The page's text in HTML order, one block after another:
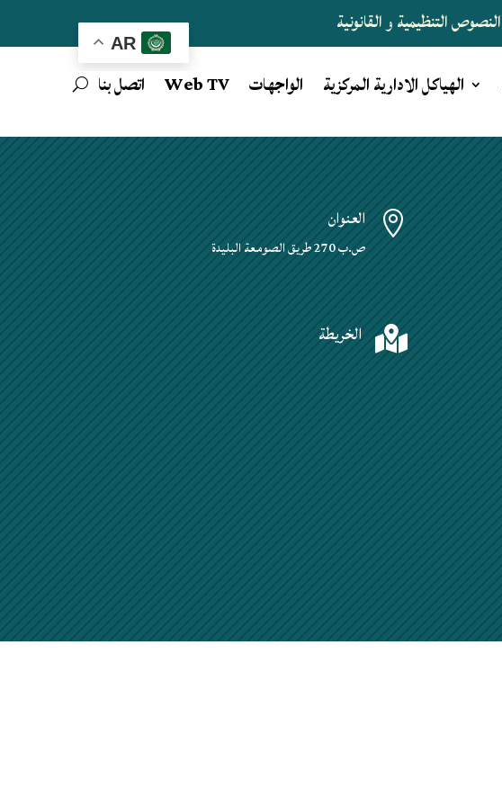
AR
النصوص التنظيمية و القانونية
الهياكل الادارية المركزية الواجهات Web TV اتصل بنا
 العنوان
ص.ب 270 طريق الصومعة البليدة
 الخريطة